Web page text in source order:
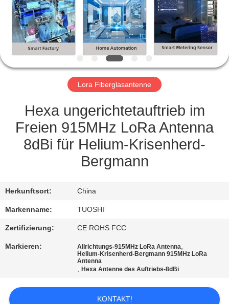
QUALITÄTSKONTROLLE
TRETEN
SIE
MIT
VERBINDUNG
NACHRICHTEN
FÄLLE
FORDERN
VR
Lora Fiberglasantenne
Hexa ungerichtetauftrieb im
Freien 915MHz LoRa Antenna
8dBi für Helium-Krisenherd-
Bergmann
Herkunftsort: China
Markenname: TUOSHI
Zertifizierung: CE ROHS FCC
Markieren: Allrichtungs-915MHz LoRa Antenna,
Helium-Krisenherd-Bergmann 915MHz LoRa
Antenna
,Hexa Antenne des Auftriebs-8dBi
KONTAKT!